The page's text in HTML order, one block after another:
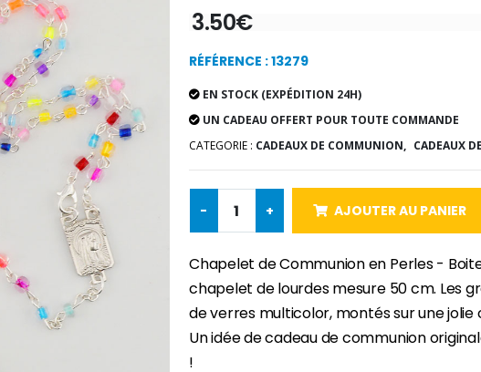
3.50€
RÉFÉRENCE : 13279
EN STOCK (EXPÉDITION 24H)
UN CADEAU OFFERT POUR TOUTE COMMANDE
CATEGORIE : CADEAUX DE COMMUNION, CADEAUX
- + AJOUTER AU PANIER
Chapelet de Communion en Perles -
chapelet de lourdes mesure 50 cm. Les
de verres multicolor, montés sur une
Un idée de cadeau de communion
!